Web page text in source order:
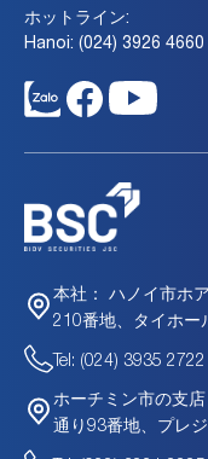
ホットライン:
Hanoi: (024) 3926
本社：
ハノイ市ホ
210番地、タイホー
Tel: (024) 3935
ホーチミン市の支店
通り93番地、プレ